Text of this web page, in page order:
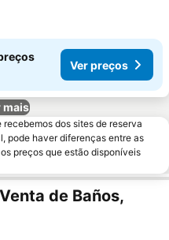
Ver preços
mais
dos sites de reserva
pode haver diferenças entre as
preços que estão disponíveis
de Baños,